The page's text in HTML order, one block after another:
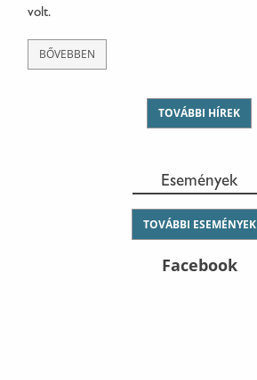
volt.
BŐVEBBEN
TOVÁBBI HÍREK
Események
TOVÁBBI ESEMÉNYEK
Facebook